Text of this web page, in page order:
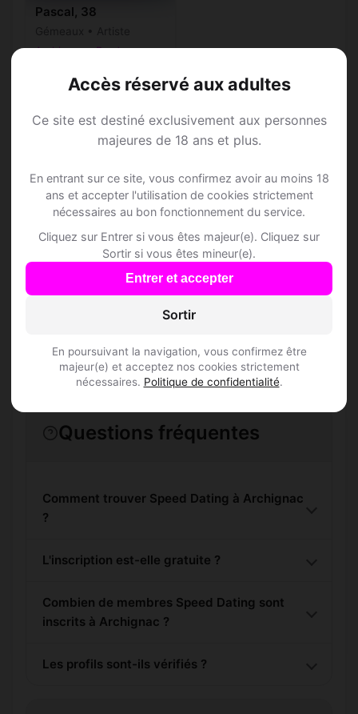
Accès réservé aux adultes
Ce site est destiné exclusivement aux personnes
majeures de 18 ans et plus.
En entrant sur ce site, vous confirmez avoir au moins 18
ans et accepter l'utilisation de cookies strictement
nécessaires au bon fonctionnement du service.
Cliquez sur Entrer si vous êtes majeur(e). Cliquez sur
Sortir si vous êtes mineur(e).
Entrer et accepter
Sortir
En poursuivant la navigation, vous confirmez être
majeur(e) et acceptez nos cookies strictement
nécessaires. Politique de confidentialité.
Pascal, 38
Archignac • Dordogne
Archignac
Rejoins les membres de Archignac et des
alentours !
S'inscrire gratuitement
Questions fréquentes
Comment trouver Speed Dating à Archignac
?
L'inscription est-elle gratuite ?
Combien de membres Speed Dating sont
inscrits à Archignac ?
Les profils sont-ils vérifiés ?